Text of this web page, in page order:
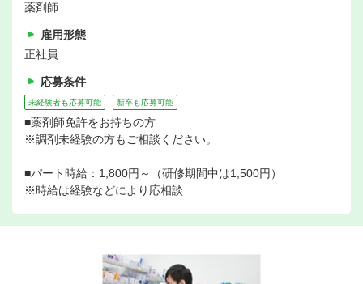
薬剤師
雇用形態
正社員
応募条件
未経験者も応募可能 新卒も応募可能
■薬剤師免許をお持ちの方
※調剤未経験の方もご相談ください。
■パート時給：1,800円～（研修期間中は1,500円）
※時給は経験などにより応相談